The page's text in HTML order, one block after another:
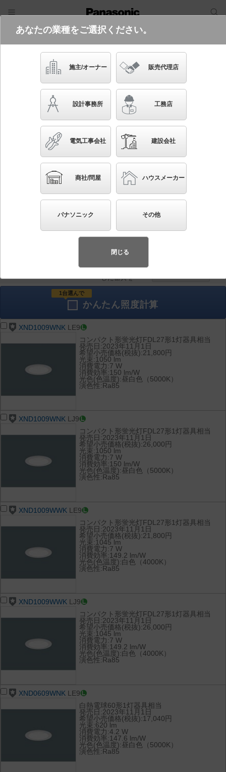
電気・建築設備（ビジネス）
照明器具検索
品番・キーワード
関連商品検索 LED（電球色）以外を使用
条件を選び直す
5987件 ◀ 1/599 ▼ ▶
各種データ
チェック
した器具を
1台選んで
かんたん 照度計算
XND1009WNK LE9
コンパクト形蛍光灯FDL27形1灯器具相当
発売日:2023年11月1日
希望小売価格(税抜):21,800円
光束:1050 lm
消費電力:7 W
消費効率:150 lm/W
光色(色温度):昼白色（5000K）
演色性:Ra85
XND1009WNK LJ9
コンパクト形蛍光灯FDL27形1灯器具相当
発売日:2023年11月1日
希望小売価格(税抜):26,000円
光束:1050 lm
消費電力:7 W
消費効率:150 lm/W
光色(色温度):昼白色（5000K）
演色性:Ra85
XND1009WWK LE9
コンパクト形蛍光灯FDL27形1灯器具相当
発売日:2023年11月1日
希望小売価格(税抜):21,800円
光束:1045 lm
消費電力:7 W
消費効率:149.2 lm/W
光色(色温度):白色（4000K）
演色性:Ra85
XND1009WWK LJ9
コンパクト形蛍光灯FDL27形1灯器具相当
発売日:2023年11月1日
希望小売価格(税抜):26,000円
光束:1045 lm
消費電力:7 W
消費効率:149.2 lm/W
光色(色温度):白色（4000K）
演色性:Ra85
XND0609WNK LE9
白熱電球60形1灯器具相当
発売日:2023年11月1日
希望小売価格(税抜):17,040円
光束:620 lm
消費電力:4.2 W
消費効率:147.6 lm/W
光色(色温度):昼白色（5000K）
演色性:Ra85
あなたの業種をご選択ください。
施主/オーナー 販売代理店
設計事務所 工務店
電気工事会社 建設会社
商社/問屋 ハウスメーカー
パナソニック その他
閉じる